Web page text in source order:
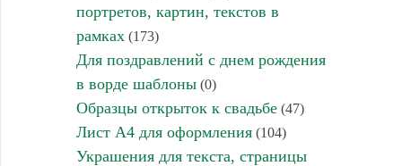
портретов, картин, текстов в
рамках(173)
Для поздравлений с днем рождения
в ворде шаблоны(0)
Образцы открыток к свадьбе(47)
Лист А4 для оформления(104)
Украшения для текста, страницы